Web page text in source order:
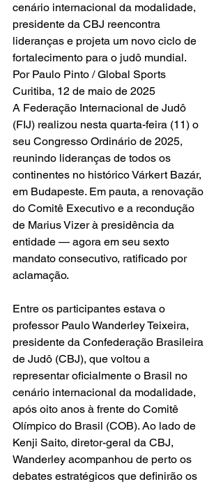
cenário internacional da modalidade,
presidente da CBJ reencontra
lideranças e projeta um novo ciclo de
fortalecimento para o judô mundial.
Por Paulo Pinto / Global Sports
Curitiba, 12 de maio de 2025
A Federação Internacional de Judô
(FIJ) realizou nesta quarta-feira (11) o
seu Congresso Ordinário de 2025,
reunindo lideranças de todos os
continentes no histórico Várkert Bazár,
em Budapeste. Em pauta, a renovação
do Comitê Executivo e a recondução
de Marius Vizer à presidência da
entidade — agora em seu sexto
mandato consecutivo, ratificado por
aclamação.
Entre os participantes estava o
professor Paulo Wanderley Teixeira,
presidente da Confederação Brasileira
de Judô (CBJ), que voltou a
representar oficialmente o Brasil no
cenário internacional da modalidade,
após oito anos à frente do Comitê
Olímpico do Brasil (COB). Ao lado de
Kenji Saito, diretor-geral da CBJ,
Wanderley acompanhou de perto os
debates estratégicos que definirão os